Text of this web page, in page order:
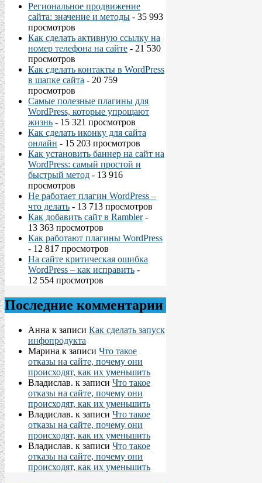
Региональное продвижение
сайта: значение и методы - 35 993
просмотров
Как сделать активную ссылку на
номер телефона на сайте - 21 530
просмотров
Как сделать контакты в WordPress
в шапке сайта - 20 759
просмотров
Самые полезные плагины для
WordPress, которые упрощают
жизнь - 15 321 просмотров
Как сделать иконку для сайта
онлайн - 15 203 просмотров
Как установить баннер на сайт на
WordPress: самый простой и
быстрый метод - 13 916
просмотров
Не работает плагин WordPress –
что делать - 13 713 просмотров
Как добавить сайт в Rambler-
13 363 просмотров
Как работают плагины WordPress
- 12 817 просмотров
На сайте критическая ошибка
WordPress – как исправить -
12 554 просмотров
Последние комментарии
Анна к записи Как сделать запуск
инфопродукта
Марина к записи Что такое
отказы на сайте, почему они
происходят, как их уменьшить
Владислав. к записи Что такое
отказы на сайте, почему они
происходят, как их уменьшить
Владислав. к записи Что такое
отказы на сайте, почему они
происходят, как их уменьшить
Владислав. к записи Что такое
отказы на сайте, почему они
происходят, как их уменьшить